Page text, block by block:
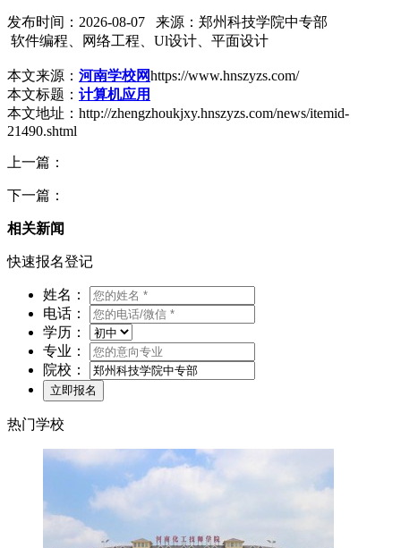
发布时间：2026-08-07 来源：郑州科技学院中专部
软件编程、网络工程、Ul设计、平面设计
本文来源： 河南学校网https://www.hnszyzs.com/
本文标题： 计算机应用
本文地址：http://zhengzhoukjxy.hnszyzs.com/news/itemid-
21490.shtml
上一篇：
下一篇：
相关新闻
快速报名登记
姓名：
电话：
学历：
专业：
院校：
热门学校